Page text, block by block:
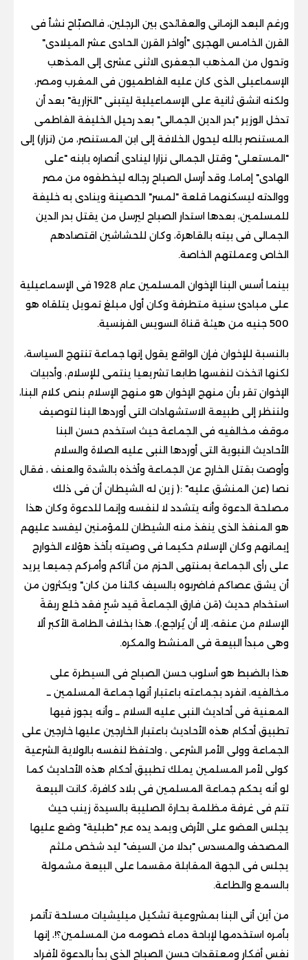
ورغم البعد الزمانى والعقائدى بين الرجلين، فالصبّاح نشأ فى
القرن الخامس الهجرى "أواخر القرن الحادى عشر الميلادى"
وتحول من المذهب الجعفرى الاثنى عشرى إلى المذهب
الإسماعيلى الذى كان عليه الفاطميون فى المغرب ومصر،
ولكنه انشق ثانية على الإسماعيلية ليتبنى "النزارية" بعد أن
تدخل الوزير "بدر الدين الجمالى" بعد رحيل الخليفة الفاطمى
المستنصر بالله ليحول الخلافة إلى ابن المستنصر، من (نزار) إلى
"المستعلى" وقتل الجمالى نزارا لينادى أنصاره بابنه "على
الهادى" إماما، وقد أرسل الصباح رجاله ليخطفوه من مصر
ووالدته ليسكنهما قلعة "لمسر" الحصينة وينادى به خليفة
للمسلمين، بعدها استدار الصباح ليرسل من يقتل بدر الدين
الجمالى فى بيته بالقاهرة، وكان للحشاشين اقتصادهم
الخاص وعملتهم الخاصة.
بينما أسس البنا الإخوان المسلمين عام 1928 فى الإسماعيلية
على مبادئ سنية متطرفة وكان أول مبلغ تمويل يتلقاه هو
500 جنيه من هيئة قناة السويس الفرنسية.
بالنسبة للإخوان فإن الواقع يقول إنها جماعة تنتهج السياسة،
لكنها اتخذت لنفسها طابعا تشريعيا ينتمى للإسلام، وأدبيات
الإخوان تقر بأن منهج الإخوان هو منهج الإسلام بنص كلام البنا،
ولننظر إلى طبيعة الاستشهادات التى أوردها البنا لتوصيف
موقف مخالفيه فى الجماعة حيث استخدم حسن البنا
الأحاديث النبوية التى أوردها النبى عليه الصلاة والسلام
وأوصت بقتل الخارج عن الجماعة وأخذه بالشدة والعنف ، فقال
نصا (عن المنشق عليه" :( زين له الشيطان أن فى ذلك
مصلحة الدعوة وأنه يتشدد لا لنفسه وإنما للدعوة وكان هذا
هو المنفذ الذى ينفذ منه الشيطان للمؤمنين ليفسد عليهم
إيمانهم وكان الإسلام حكيما فى وصيته بأخذ هؤلاء الخوارج
على رأى الجماعة بمنتهى الحزم من أتاكم وأمركم جميعا يريد
أن يشق عصاكم فاضربوه بالسيف كائنا من كان" ويكثرون من
استخدام حديث (مَن فارق الجماعةَ قيد شبرٍ فقد خلع ربقةَ
الإسلام من عنقه، إلا أن يُراجع،)، هذا بخلاف الطامة الأكبر ألا
وهى مبدأ البيعة فى المنشط والمكره.
هذا بالضبط هو أسلوب حسن الصباح فى السيطرة على
مخالفيه، انفرد بجماعته باعتبار أنها جماعة المسلمين ــ
المعنية فى أحاديث النبى عليه السلام ــ وأنه يجوز فيها
تطبيق أحكام هذه الأحاديث باعتبار الخارجين عليها خارجين على
الجماعة وولى الأمر الشرعى ، واحتفظ لنفسه بالولاية الشرعية
كولى لأمر المسلمين يملك تطبيق أحكام هذه الأحاديث كما
لو أنه يحكم جماعة المسلمين فى بلاد كافرة، كانت البيعة
تتم فى غرفة مظلمة بحارة الصليبة بالسيدة زينب حيث
يجلس العضو على الأرض ويمد يده عبر "طبلية" وضع عليها
المصحف والمسدس "بدلا من السيف" ليد شخص ملثم
يجلس فى الجهة المقابلة مقسما على البيعة مشمولة
بالسمع والطاعة.
من أين أتى البنا بمشروعية تشكيل ميليشيات مسلحة تأتمر
بأمره استخدمها لإباحة دماء خصومه من المسلمين؟!، إنها
نفس أفكار ومعتقدات حسن الصباح الذى بدأ بالدعوة لأفراد